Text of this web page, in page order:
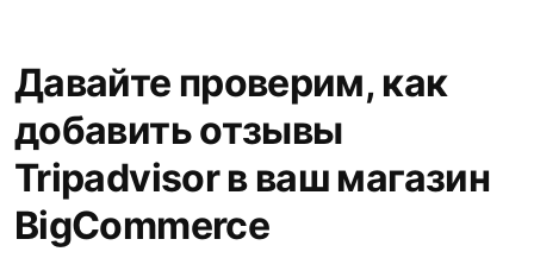
Давайте проверим, как
добавить отзывы
Tripadvisor в ваш магазин
BigCommerce